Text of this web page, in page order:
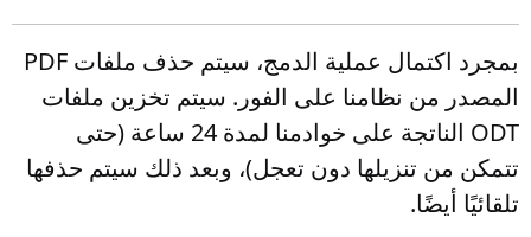
بمجرد اكتمال عملية الدمج، سيتم حذف ملفات PDF
المصدر من نظامنا على الفور. سيتم تخزين ملفات
ODT الناتجة على خوادمنا لمدة 24 ساعة (حتى
تتمكن من تنزيلها دون تعجل)، وبعد ذلك سيتم حذفها
تلقائيًا أيضًا.